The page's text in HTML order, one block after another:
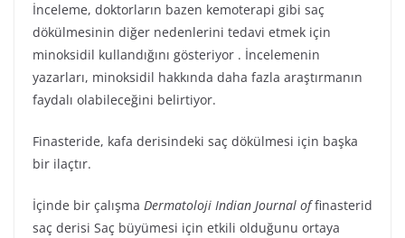
İnceleme, doktorların bazen kemoterapi gibi saç
dökülmesinin diğer nedenlerini tedavi etmek için
minoksidil kullandığını gösteriyor . İncelemenin
yazarları, minoksidil hakkında daha fazla araştırmanın
faydalı olabileceğini belirtiyor.
Finasteride, kafa derisindeki saç dökülmesi için başka
bir ilaçtır.
İçinde bir çalışma Dermatoloji Indian Journal offinasterid
saç derisi Saç büyümesi için etkili olduğunu ortaya